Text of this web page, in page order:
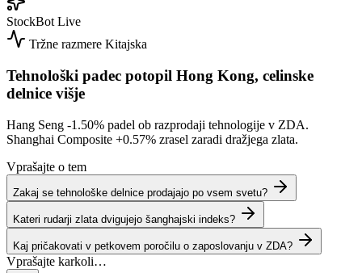
StockBot Live
Tržne razmere Kitajska
Tehnološki padec potopil Hong Kong, celinske
delnice višje
Hang Seng -1.50% padel ob razprodaji tehnologije v ZDA.
Shanghai Composite +0.57% zrasel zaradi dražjega zlata.
Vprašajte o tem
Zakaj se tehnološke delnice prodajajo po vsem svetu?
Kateri rudarji zlata dvigujejo šanghajski indeks?
Kaj pričakovati v petkovem poročilu o zaposlovanju v ZDA?